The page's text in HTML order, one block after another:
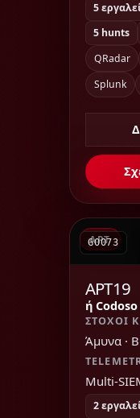
5
5 hunts
QRadar
Splunk
APT
G0073
APT19
ή Codoso
ΣΤΌΧΟΙ
Άμυνα ·
Multi-
2